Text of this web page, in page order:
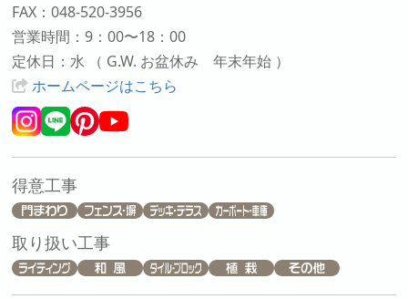
FAX：048-520-3956
営業時間：9：00〜18：00
定休日：水 （ G.W. お盆休み 年末年始 ）
ホームページはこちら
得意工事
取り扱い工事